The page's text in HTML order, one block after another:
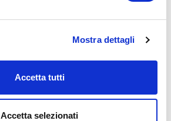
Mostra dettagli
Accetta tutti
Accetta selezionati
19